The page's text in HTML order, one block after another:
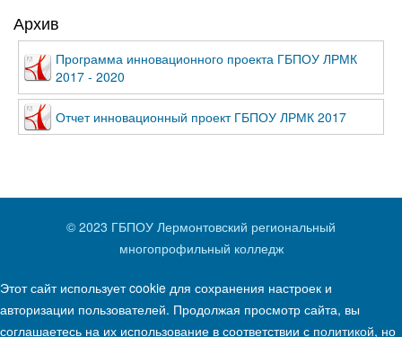
Архив
Программа инновационного проекта ГБПОУ ЛРМК
2017 - 2020
Отчет инновационный проект ГБПОУ ЛРМК 2017
© 2023 ГБПОУ Лермонтовский региональный
многопрофильный колледж
Этот сайт использует cookie для сохранения настроек и
авторизации пользователей. Продолжая просмотр сайта, вы
соглашаетесь на их использование в соответствии с политикой, но